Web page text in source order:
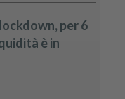
per 6
è in